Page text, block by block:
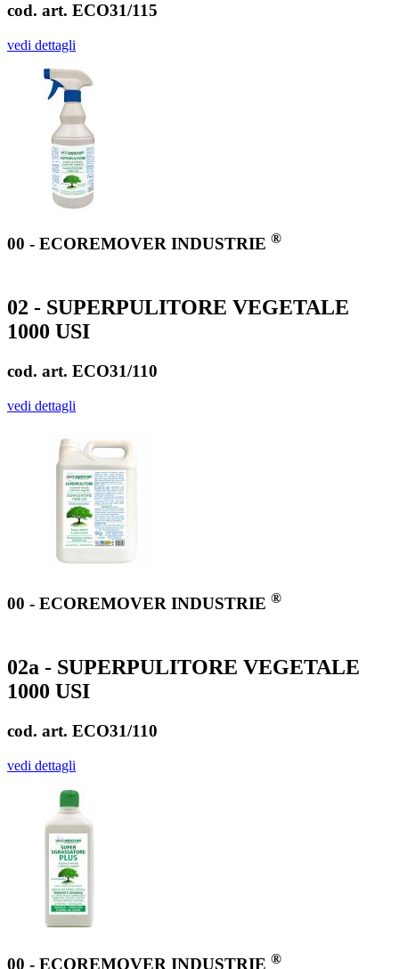
cod. art. ECO31/115
vedi dettagli
00 - ECOREMOVER INDUSTRIE ®
02 - SUPERPULITORE VEGETALE
1000 USI
cod. art. ECO31/110
vedi dettagli
00 - ECOREMOVER INDUSTRIE ®
02a - SUPERPULITORE VEGETALE
1000 USI
cod. art. ECO31/110
vedi dettagli
00 - ECOREMOVER INDUSTRIE ®